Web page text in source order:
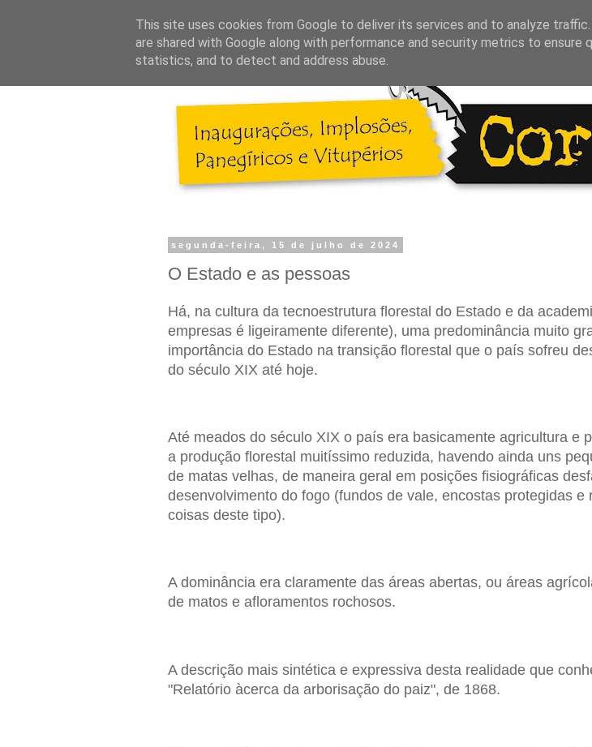
segunda-feira, 15 de julho de 2024
O Estado e as pessoas
Há, na cultura da tecnoestrutura florestal do Estado e da
empresas é ligeiramente diferente), uma predominância muito
importância do Estado na transição florestal que o país sofreu
do século XIX até hoje.
Até meados do século XIX o país era basicamente agricultura e
a produção florestal muitíssimo reduzida, havendo ainda uns
de matas velhas, de maneira geral em posições fisiográficas
desenvolvimento do fogo (fundos de vale, encostas protegidas e
coisas deste tipo).
A dominância era claramente das áreas abertas, ou áreas
de matos e afloramentos rochosos.
A descrição mais sintética e expressiva desta realidade que
"Relatório àcerca da arborisação do paiz", de 1868.
This site uses cookies from Google to deliver its services and to analyze
are shared with Google along with performance and security metrics to ensure
statistics, and to detect and address abuse.